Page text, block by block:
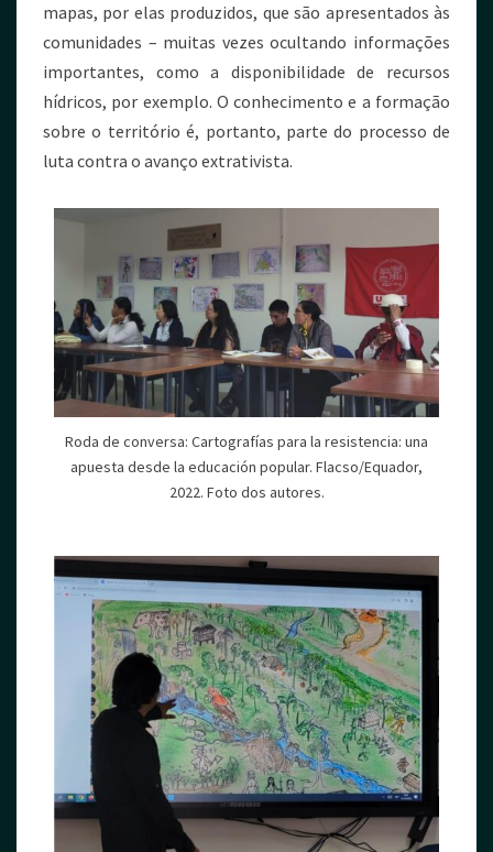
mapas, por elas produzidos, que são apresentados às
comunidades – muitas vezes ocultando informações
importantes, como a disponibilidade de recursos
hídricos, por exemplo. O conhecimento e a formação
sobre o território é, portanto, parte do processo de
luta contra o avanço extrativista.
Roda de conversa: Cartografías para la resistencia: una
apuesta desde la educación popular. Flacso/Equador,
2022. Foto dos autores.